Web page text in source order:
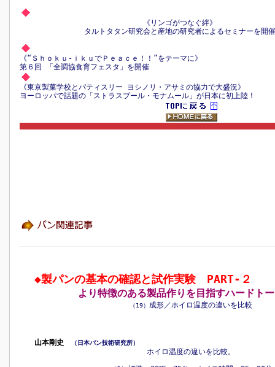
《リンゴがつなぐ絆》
タルトタタン研究会と産地の研究者によるセミナーを開催
《“Ｓｈｏｋｕ-ｉｋｕでＰｅａｃｅ！！”をテーマに》
第６回 「全調協食育フェスタ」を開催
《東京製菓学校とパティスリー ヨシノリ・アサミの協力で大盛況》
ヨーロッパで話題の「ストラスブール・モナムール」が日本に初上陸！
◆製パンの基本の確認と試作実験 PART‐２
より特徴のある製品作りを目指すハードト
（19） 成形／ホイロ温度の違いを比較
山本剛史 （日本パン技術研究所）
ホイロ温度の違いを比較。